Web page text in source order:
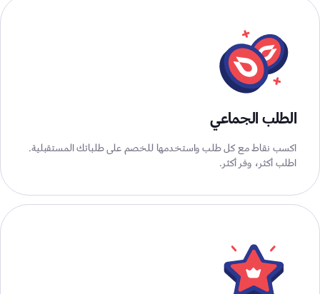
الطلب الجماعي
اكسب نقاط مع كل طلب واستخدمها للخصم على طلباتك المستقبلية.
اطلب أكثر، وفر أكثر.